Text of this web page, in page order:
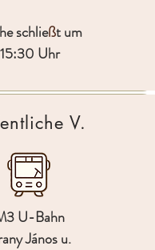
schließt um
15:30 Uhr
V.
U-Bahn
János u.